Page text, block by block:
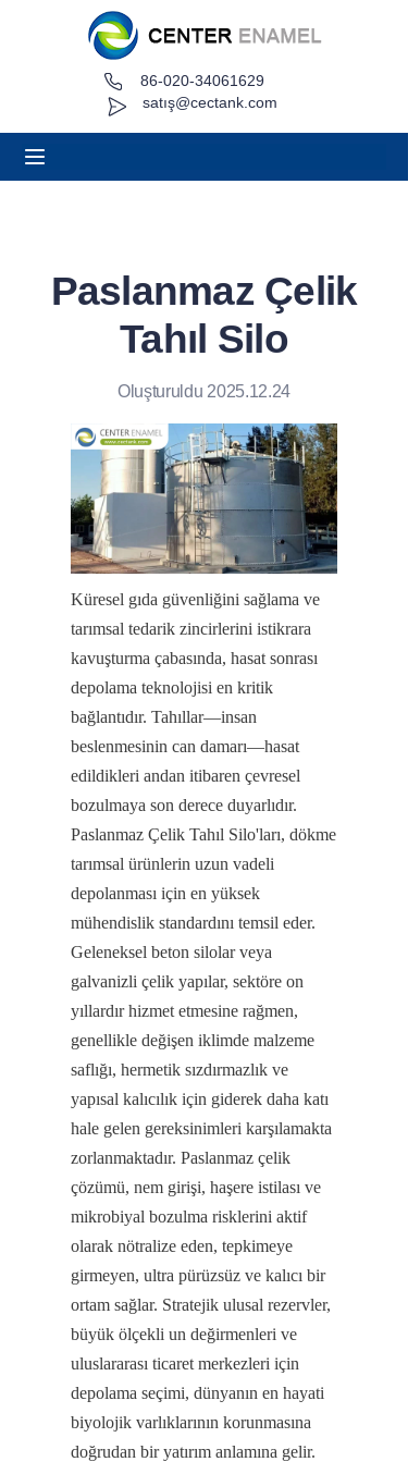
satış@cectank.com
86-020-34061629
Paslanmaz Çelik
Tahıl Silo
Oluşturuldu 2025.12.24
Küresel gıda güvenliğini sağlama ve
tarımsal tedarik zincirlerini istikrara
kavuşturma çabasında, hasat sonrası
depolama teknolojisi en kritik
bağlantıdır. Tahıllar—insan
beslenmesinin can damarı—hasat
edildikleri andan itibaren çevresel
bozulmaya son derece duyarlıdır.
Paslanmaz Çelik Tahıl Silo'ları, dökme
tarımsal ürünlerin uzun vadeli
depolanması için en yüksek
mühendislik standardını temsil eder.
Geleneksel beton silolar veya
galvanizli çelik yapılar, sektöre on
yıllardır hizmet etmesine rağmen,
genellikle değişen iklimde malzeme
saflığı, hermetik sızdırmazlık ve
yapısal kalıcılık için giderek daha katı
hale gelen gereksinimleri karşılamakta
zorlanmaktadır. Paslanmaz çelik
çözümü, nem girişi, haşere istilası ve
mikrobiyal bozulma risklerini aktif
olarak nötralize eden, tepkimeye
girmeyen, ultra pürüzsüz ve kalıcı bir
ortam sağlar. Stratejik ulusal rezervler,
büyük ölçekli un değirmenleri ve
uluslararası ticaret merkezleri için
depolama seçimi, dünyanın en hayati
biyolojik varlıklarının korunmasına
doğrudan bir yatırım anlamına gelir.
Hakkında
Haberler
Temas etmek